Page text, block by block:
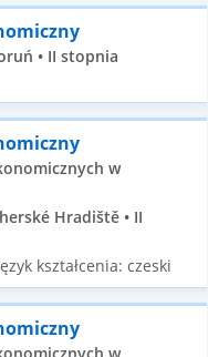
• II stopnia
w
Hradiště • II
kształcenia: czeski